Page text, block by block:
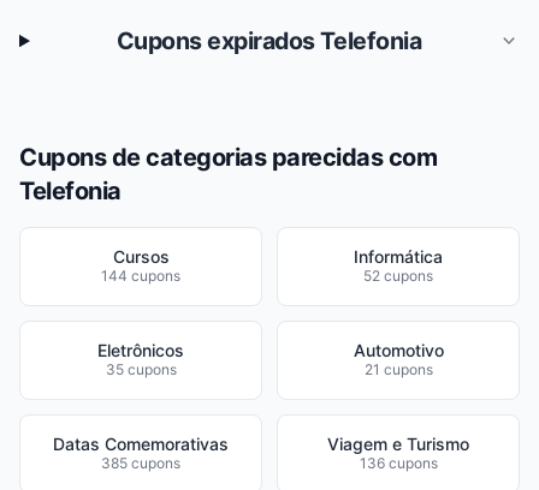
Cupons expirados Telefonia
Cupons de categorias parecidas com
Telefonia
Cursos
144 cupons
Informática
52 cupons
Eletrônicos
35 cupons
Automotivo
21 cupons
Datas Comemorativas
385 cupons
Viagem e Turismo
136 cupons